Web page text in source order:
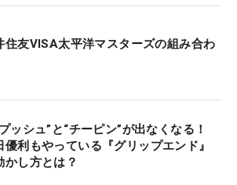
住友VISA太平洋マスターズの組み合わ
ッシュ”と“チーピン”が出なくなる！
優利もやっている『グリップエンド』
かし方とは？